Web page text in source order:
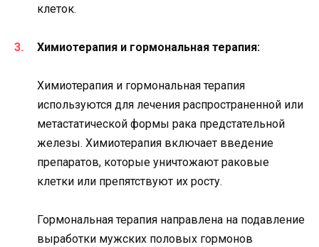
клеток.
Химиотерапия и гормональная терапия:
Химиотерапия и гормональная терапия
используются для лечения распространенной или
метастатической формы рака предстательной
железы. Химиотерапия включает введение
препаратов, которые уничтожают раковые
клетки или препятствуют их росту.
Гормональная терапия направлена на подавление
выработки мужских половых гормонов